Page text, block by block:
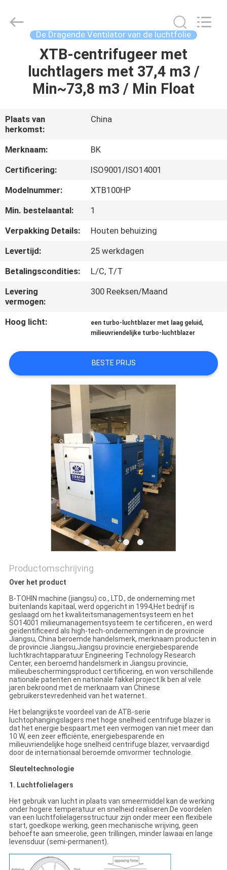
PRODUCTEN
VIDEOS
ONGEVEER
ONS
KWALITEITSCONTROLE
CONTACTEER
VERZOEK
OM EEN
CITAAT
COMPANY
SITEMAP
PRIVACY
Machine
(Jiangsu)
De Dragende Ventilator van de luchtfolie
XTB-centrifugeer met
luchtlagers met 37,4 m3 /
Min~73,8 m3 / Min Float
Plaats van
herkomst:
China
Merknaam:
BK
Certificering:
ISO9001/ISO14001
Modelnummer:
XTB100HP
Min. bestelaantal:
1
Verpakking Details:
Houten behuizing
Levertijd:
25 werkdagen
Betalingscondities:
L/C, T/T
Levering
vermogen:
300 Reeksen/Maand
Hoog licht: een turbo-luchtblazer met laag geluid ,
milieuvriendelijke turbo-luchtblazer
BESTE PRIJS
Productomschrijving
Over het product
B-TOHIN machine (jiangsu) co., LTD., de onderneming met
buitenlands kapitaal, werd opgericht in 1994,Het bedrijf is
geslaagd om het kwaliteitsmanagementsysteem en het
SO14001 milieumanagementsysteem te certificeren., en werd
geïdentificeerd als high-tech-ondernemingen in de provincie
Jiangsu, China beroemde handelsmerk, merknaam producten in
de provincie Jiangsu,Jiangsu provincie energiebesparende
luchtkrachtapparatuur Engineering Technology Research
Center, een beroemd handelsmerk in Jiangsu provincie,
milieubeschermingsproduct certificering, en won verschillende
nationale patenten en nationale fakkel project.Ik ben al vele
jaren bekroond met de merknaam van Chinese
gebruikerstevredenheid van het waternet..
Het belangrijkste voordeel van de ATB-serie
luchtophangingslagers met hoge snelheid centrifuge blazer is
dat het energie bespaart.met een vermogen van niet meer dan
10 W, een zeer efficiënte, energiebesparende en
milieuvriendelijke hoge snelheid centrifuge blazer, vervaardigd
door de internationaal beroemde omvormer technologie.
Sleuteltechnologie
1. Luchtfolielagers
Het gebruik van lucht in plaats van smeermiddel kan de werking
onder hogere temperatuur en snelheid realiseren.De voordelen
van een luchtfolielagersstructuur zijn onder meer een flexibele
start, goedkope werking, geen mechanische wrijving, geen
behoefte aan smeerolie, geen trillingen, minder lawaai en lange
levensduur (semi-permanent).